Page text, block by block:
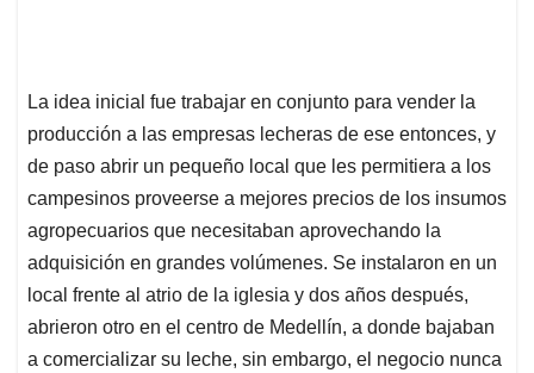
La idea inicial fue trabajar en conjunto para vender la
producción a las empresas lecheras de ese entonces, y
de paso abrir un pequeño local que les permitiera a los
campesinos proveerse a mejores precios de los insumos
agropecuarios que necesitaban aprovechando la
adquisición en grandes volúmenes. Se instalaron en un
local frente al atrio de la iglesia y dos años después,
abrieron otro en el centro de Medellín, a donde bajaban
a comercializar su leche, sin embargo, el negocio nunca